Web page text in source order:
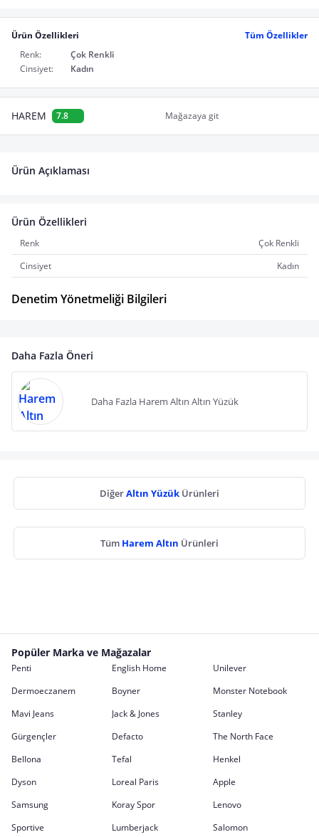
Ürün Özellikleri
Tüm Özellikler
Renk:
Çok Renkli
Cinsiyet:
Kadın
HAREM 7.8 Mağazaya git
Ürün Açıklaması
Ürün Özellikleri
Renk
Çok Renkli
Cinsiyet
Kadın
Denetim Yönetmeliği Bilgileri
Daha Fazla Öneri
Daha Fazla Harem Altın Altın Yüzük
DiğerAltın Yüzük Ürünleri
Tüm Harem Altın Ürünleri
Popüler Marka ve Mağazalar
Penti English Home
Unilever
Dermoeczanem
Boyner
Monster Notebook
Mavi Jeans
Jack & Jones
Stanley
Gürgençler
Defacto
The North Face
Bellona
Tefal
Henkel
Dyson
Loreal Paris
Apple
Samsung
Koray Spor
Lenovo
Sportive
Lumberjack Salomon